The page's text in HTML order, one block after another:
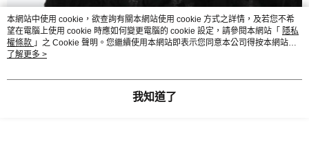
本網站中使用 cookie，欲查詢有關本網站使用 cookie 方式之詳情，及若您不希
望在電腦上使用 cookie 時應如何變更電腦的 cookie 設定，請參閱本網站「 隱私
權條款 」之 Cookie 聲明。您繼續使用本網站即表示您同意本公司得按本網站使
用條款之 Cookie 聲明使用 cookie。
了解更多 >
我知道了